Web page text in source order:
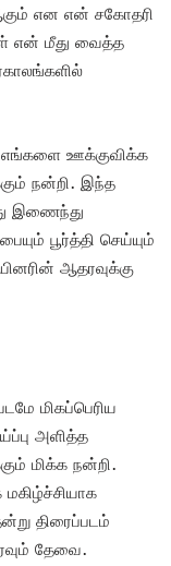
என என் சகோதரி
என் மீது வைத்த
ஊக்குவிக்க
நன்றி. இந்த
இணைந்து
பூர்த்தி செய்யும்
ஆதரவுக்கு
மிகப்பெரிய
அளித்த
மிக்க நன்றி.
திரைப்படம்
தேவை.